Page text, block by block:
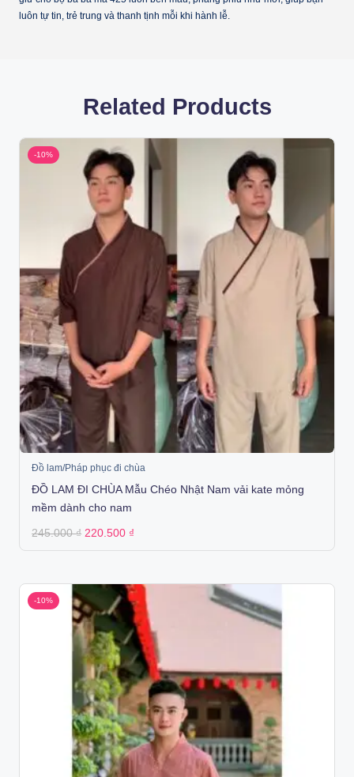
luôn tự tin, trẻ trung và thanh tịnh mỗi khi hành lễ.
Related Products
-10%
Đồ lam/Pháp phục đi chùa
ĐỒ LAM ĐI CHÙA Mẫu Chéo Nhật Nam vải kate mỏng
mềm dành cho nam
245.000₫ Original
was:
220.500 ₫
is:
-10%